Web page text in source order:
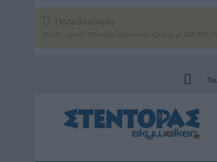
Προειδοποίηση
JUser: :_load: Αδυναμία φόρτωσης χρήστη με Α/Α (ID):